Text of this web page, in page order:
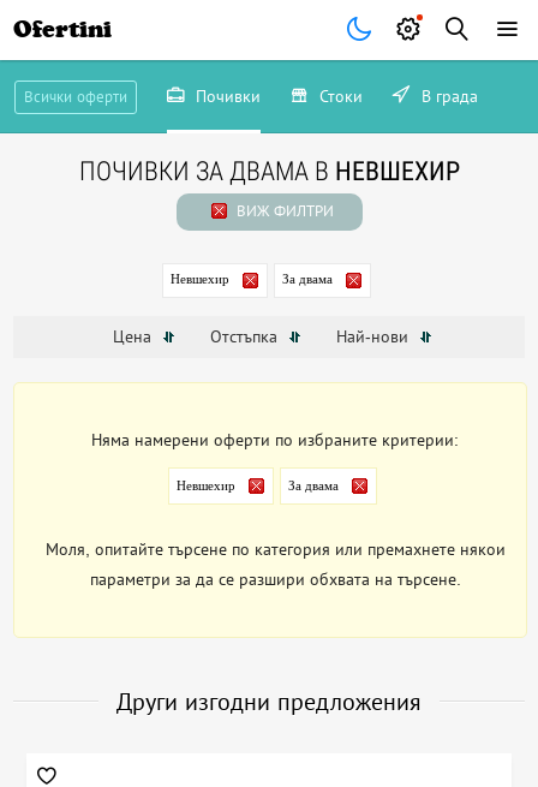
Ofertini
Всички оферти Почивки Стоки В града
ПОЧИВКИ ЗА ДВАМА В НЕВШЕХИР
ВИЖ ФИЛТРИ
Невшехир За двама
Цена Отстъпка Най-нови
Няма намерени оферти по избраните критерии:
Невшехир За двама
Моля, опитайте търсене по категория или премахнете някои
параметри за да се разшири обхвата на търсене.
Други изгодни предложения